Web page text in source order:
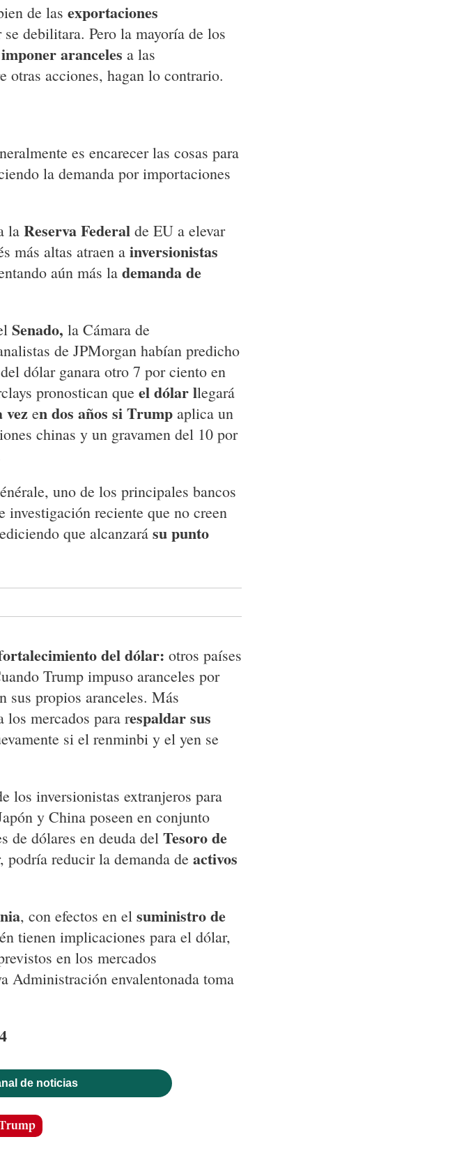
de las exportaciones
debilitara. Pero la mayoría de los
imponer aranceles a las
otras acciones, hagan lo contrario.
es encarecer las cosas para
la demanda por importaciones
la Reserva Federal de EU a elevar
más altas atraen a inversionistas
aún más la demanda de
Senado, la Cámara de
de JPMorgan habían predicho
dólar ganara otro 7 por ciento en
pronostican que el dólar llegará
en dos años si Trump aplica un
chinas y un gravamen del 10 por
uno de los principales bancos
investigación reciente que no creen
que alcanzará su punto
ortalecimiento del dólar: otros países
Trump impuso aranceles por
sus propios aranceles. Más
los mercados para respaldar sus
si el renminbi y el yen se
los inversionistas extranjeros para
y China poseen en conjunto
de dólares en deuda del Tesoro de
reducir la demanda de activos
, con efectos en el suministro de
tienen implicaciones para el dólar,
en los mercados
Administración envalentonada toma
de noticias